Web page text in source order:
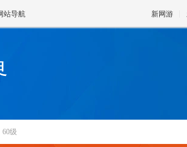
站导航 新网游
60级